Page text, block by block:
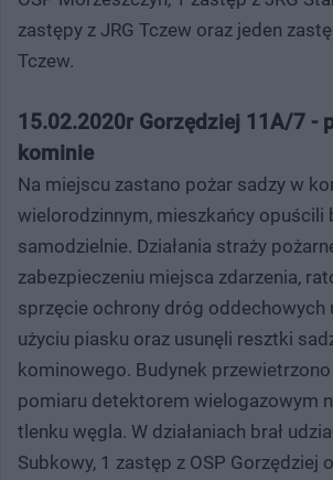
zastępy z JRG Tczew oraz jeden
Tczew.
15.02.2020r Gorzędziej 11A/7 -
kominie
Na miejscu zastano pożar sadzy w
wielorodzinnym, mieszkańcy opuścili
samodzielnie. Działania straży
zabezpieczeniu miejsca zdarzenia,
sprzęcie ochrony dróg oddechowych
użyciu piasku oraz usunęli resztki
kominowego. Budynek
pomiaru detektorem wielogazowym
tlenku węgla. W działaniach brał
Subkowy, 1 zastęp z OSP Gorzędziej